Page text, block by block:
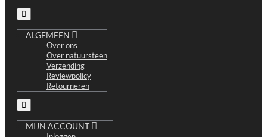
ALGEMEEN
Over ons
Over natuursteen
Verzending
Reviewpolicy
Retourneren
MIJN ACCOUNT